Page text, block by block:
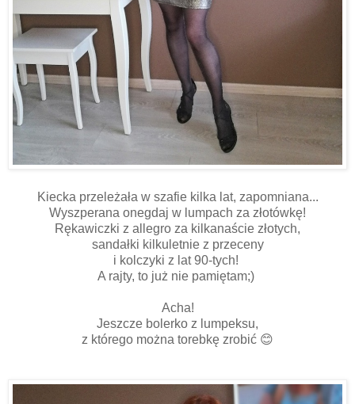
Kiecka przeleżała w szafie kilka lat, zapomniana...
Wyszperana onegdaj w lumpach za złotówkę!
Rękawiczki z allegro za kilkanaście złotych,
sandałki kilkuletnie z przeceny
i kolczyki z lat 90-tych!
A rajty, to już nie pamiętam;)
Acha!
Jeszcze bolerko z lumpeksu,
z którego można torebkę zrobić 😊